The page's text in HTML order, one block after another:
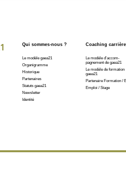
Qui sommes-nous ?
Le modèle gaea21
Organigramme
Historique
Partenaires
Statuts gaea21
Newsletter
Identité
Coaching
Le modèle d'accom-
pagnement de gaea21
Le modèle de formation
gaea21
Partenaire Formation /
Emploi / Stage